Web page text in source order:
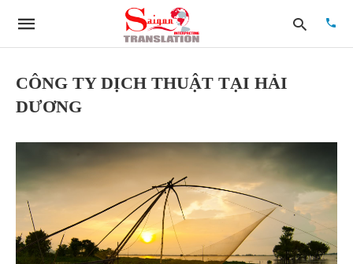
and
hit
enter:
CÔNG TY DỊCH THUẬT TẠI HẢI
DƯƠNG